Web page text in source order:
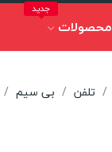
محصولات
جدید
تلفن بی سیم